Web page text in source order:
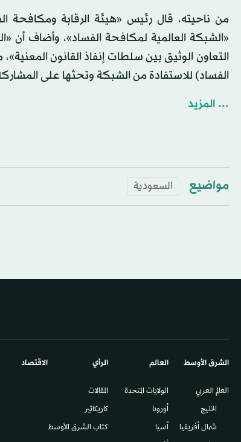
«الشبكة العالمية لمكافحة الفساد»، وأضاف أن
التعاون الوثيق بين سلطات إنفاذ القانون
الفساد) للاستفادة من الشبكة وتحثها على
... المزيد
مواضيع السعودية
الشرق الأوسط​
العالم العربي
الخليج
شمال أفريقيا
العالم
الولايات المتحدة
أوروبا
آسيا
الرأي
المقالات
كاريكاتير
كتاب الشرق الأوسط
الاقتصاد